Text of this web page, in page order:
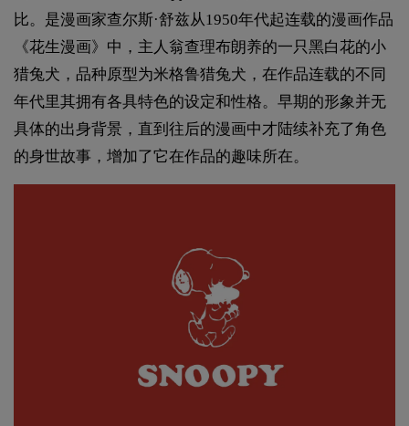
比。是漫画家查尔斯·舒兹从1950年代起连载的漫画作品
《花生漫画》中，主人翁查理布朗养的一只黑白花的小
猎兔犬，品种原型为米格鲁猎兔犬，在作品连载的不同
年代里其拥有各具特色的设定和性格。早期的形象并无
具体的出身背景，直到往后的漫画中才陆续补充了角色
的身世故事，增加了它在作品的趣味所在。